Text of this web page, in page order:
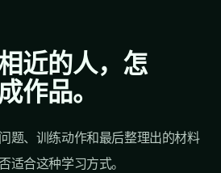
近的人，怎
作品。
题、训练动作和最后整理出的材料
适合这种学习方式。